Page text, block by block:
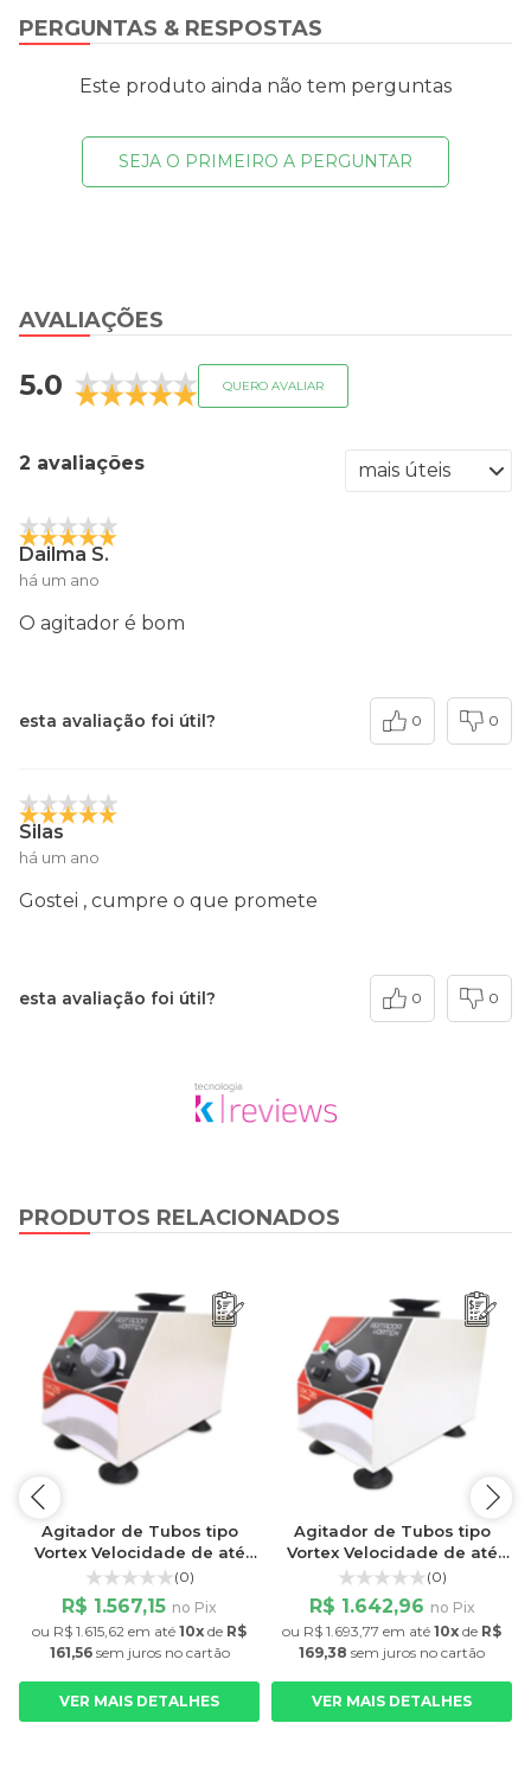
AVALIAÇÕES
5.0 QUERO AVALIAR
2 avaliações
Dailma S.
há um ano
O agitador é bom
esta avaliação foi útil? 0 0
Silas
há um ano
Gostei , cumpre o que promete
esta avaliação foi útil? 0 0
PERGUNTAS & RESPOSTAS
Este produto ainda não tem perguntas
SEJA O PRIMEIRO A PERGUNTAR
PRODUTOS RELACIONADOS
Agitador de Tubos tipo
Vortex Velocidade de até
2.800 RPM(0)
R$ 1.567,15 no Pix
ou R$ 1.615,62 em até 10x de R$
161,56 sem jurosno cartão
VER MAIS DETALHES
Agitador de Tubos tipo
Vortex Velocidade de até
3.800 RPM(0)
R$ 1.642,96 no Pix
ou R$ 1.693,77 em até 10x de R$
169,38 sem juros no cartão
VER MAIS DETALHES